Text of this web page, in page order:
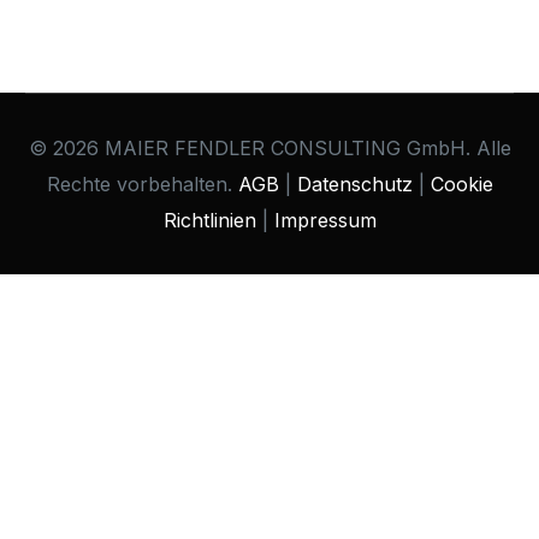
© 2026 MAIER FENDLER CONSULTING GmbH. Alle
Rechte vorbehalten. AGB Datenschutz
Cookie
Richtlinien| Impressum